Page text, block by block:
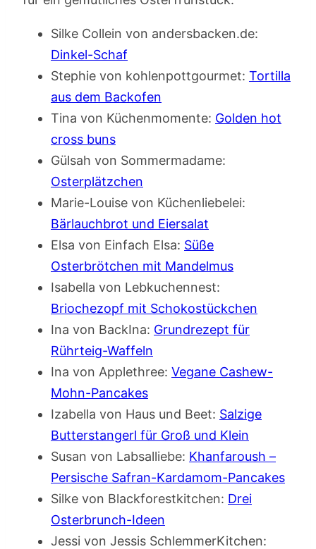
Silke Collein von andersbacken.de:
‎Dinkel-Schaf
Stephie von kohlenpottgourmet: ‎Tortilla
aus dem Backofen
Tina von Küchenmomente: Golden hot
cross buns
Gülsah von Sommermadame:
Osterplätzchen
Marie-Louise von Küchenliebelei:
Bärlauchbrot und Eiersalat
Elsa von Einfach Elsa: Süße
Osterbrötchen mit Mandelmus
Isabella von Lebkuchennest:
Briochezopf mit Schokostückchen
Ina von BackIna: Grundrezept für
Rührteig-Waffeln
Ina von Applethree: Vegane Cashew-
Mohn-Pancakes
Izabella von Haus und Beet: Salzige
Butterstangerl für Groß und Klein
Susan von Labsalliebe: Khanfaroush –
Persische Safran-Kardamom-Pancakes
Silke von Blackforestkitchen: Drei
Osterbrunch-Ideen
Jessi von Jessis SchlemmerKitchen: